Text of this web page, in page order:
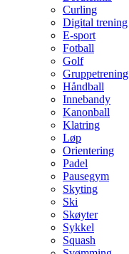
Curling
Digital trening
E-sport
Fotball
Golf
Gruppetrening
Håndball
Innebandy
Kanonball
Klatring
Løp
Orientering
Padel
Pausegym
Skyting
Ski
Skøyter
Sykkel
Squash